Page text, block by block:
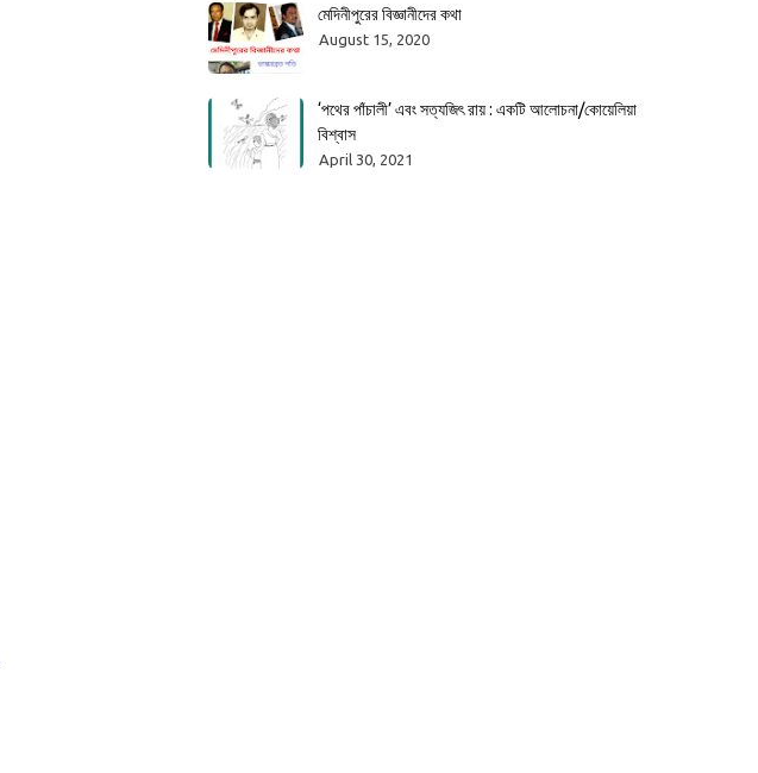
মেদিনীপুরের বিজ্ঞানীদের কথা
August 15, 2020
‘পথের পাঁচালী’ এবং সত্যজিৎ রায় : একটি আলোচনা/কোয়েলিয়া
বিশ্বাস
April 30, 2021